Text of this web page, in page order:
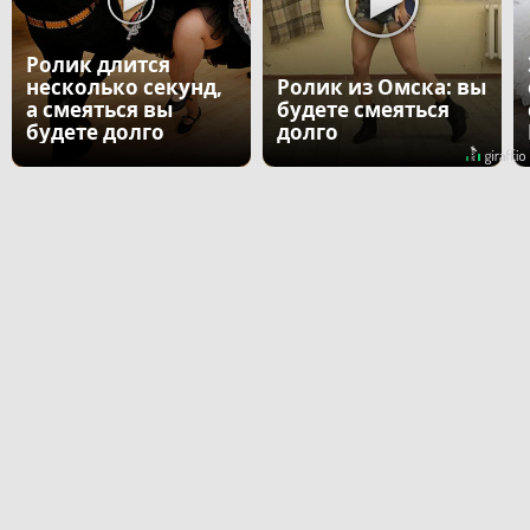
Ролик длится
несколько секунд,
а смеяться вы
будете долго
Ролик из Омска: вы
будете смеяться
долго